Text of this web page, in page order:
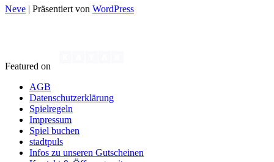
Neve | Präsentiert von WordPress
Featured on
AGB
Datenschutzerklärung
Spielregeln
Impressum
Spiel buchen
stadtpuls
Infos zu unseren Gutscheinen